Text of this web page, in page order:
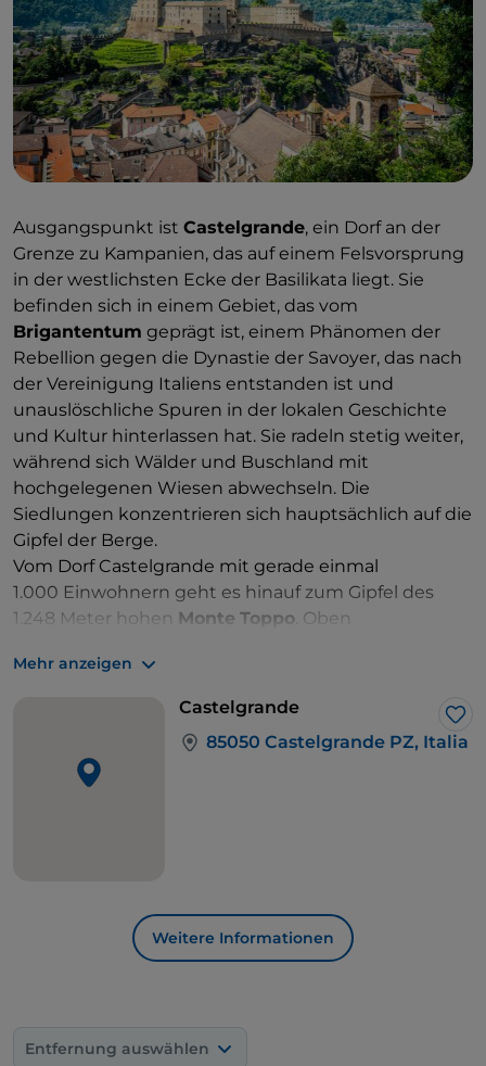
Ausgangspunkt ist Castelgrande, ein Dorf an der
Grenze zu Kampanien, das auf einem Felsvorsprung
in der westlichsten Ecke der Basilikata liegt. Sie
befinden sich in einem Gebiet, das vom
Brigantentum geprägt ist, einem Phänomen der
Rebellion gegen die Dynastie der Savoyer, das nach
der Vereinigung Italiens entstanden ist und
unauslöschliche Spuren in der lokalen Geschichte
und Kultur hinterlassen hat. Sie radeln stetig weiter,
während sich Wälder und Buschland mit
hochgelegenen Wiesen abwechseln. Die
Siedlungen konzentrieren sich hauptsächlich auf die
Gipfel der Berge.
Vom Dorf Castelgrande mit gerade einmal
1.000 Einwohnern geht es hinauf zum Gipfel des
1.248 Meter hohen Monte Toppo . Oben
Schimmer angezogen: Er kommt von der Kuppel
. Die äußerst geringe
Lichtverschmutzung macht das Gebiet zu einem
idealen Ort, um die Sterne zu beobachten. Gibt es
einen besseren Gelegenheit, um sich vom steilen
Mehr anzeigen
Castelgrande
85050 Castelgrande PZ, Italia
Weitere Informationen
Entfernung auswählen